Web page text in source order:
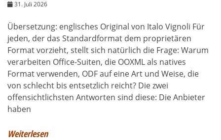
31. Juli 2026
Übersetzung: englisches Original von Italo Vignoli Für
jeden, der das Standardformat dem proprietären
Format vorzieht, stellt sich natürlich die Frage: Warum
verarbeiten Office-Suiten, die OOXML als natives
Format verwenden, ODF auf eine Art und Weise, die
von schlecht bis entsetzlich reicht? Die zwei
offensichtlichsten Antworten sind diese: Die Anbieter
haben
Weiterlesen